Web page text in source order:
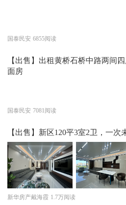
国泰民安 6855阅读
【出售】出租黄桥石桥中路两间
面房
国泰民安 7081阅读
【出售】新区120平3室2卫，一次
新华房产戴海霞 1.7万阅读